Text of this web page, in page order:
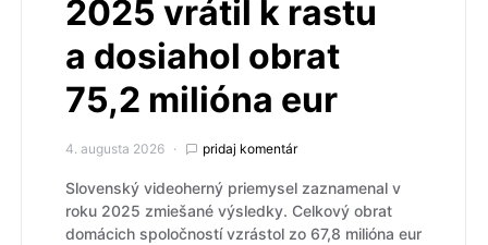
2025 vrátil k rastu
a dosiahol obrat
75,2 milióna eur
4. augusta 2026 pridaj komentár
Slovenský videoherný priemysel zaznamenal v
roku 2025 zmiešané výsledky. Celkový obrat
domácich spoločností vzrástol zo 67,8 milióna eur